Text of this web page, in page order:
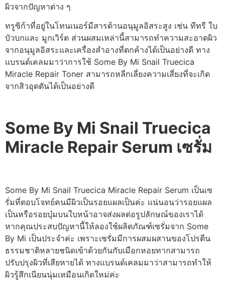
ผิวจากปัญหาต่าง ๆ
ทรูซิก้าที่อยู่ในโทนเนอร์มีสารต้านอนุมูลอิสระสูง เช่น ทีทรี ใบ
บัวบกและ มูกเวิร์ต ส่วนผสมเหล่านี้สามารถทำความสะอาดผิว
จากอนุมูลอิสระและเครื่องสำอางที่ตกค้างได้เป็นอย่างดี ทาง
แบรนด์เคลมมาว่าการใช้ Some By Mi Snail Truecica
Miracle Repair Toner สามารถหลีกเลี่ยงความเสี่ยงที่จะเกิด
จากสิวอุดตันได้เป็นอย่างดี
Some By Mi Snail Truecica
Miracle Repair Serum เซรั่ม
Some By Mi Snail Truecica Miracle Repair Serum เป็นเซ
รั่มที่ตอบโจทย์คนมีผิวเป็นรอยแผลเป็นค่ะ แน่นอนว่ารอยแผล
เป็นหรือรอยบุ๋มบนใบหน้าอาจส่งผลต่อรูปลักษณ์ของเราได้
หากคุณประสบปัญหานี้ให้ลองใช้ผลิตภัณฑ์เซรั่มจาก Some
By Mi เป็นประจำค่ะ เพราะเซรั่มมีการผสมผสานของโปรตีน
ธรรมชาติหลายชนิดเข้าด้วยกันกับเมือกหอยทากสามารถ
ปรับปรุงผิวที่เสียหายได้ ทางแบรนด์เคลมมาว่าสามารถทำให้
ผิวรู้สึกเนียนนุ่มเหมือนเกิดใหม่ค่ะ